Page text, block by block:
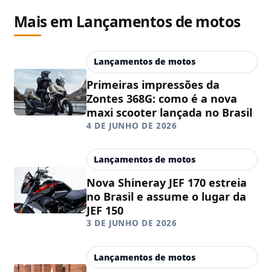
Mais em Lançamentos de motos
Lançamentos de motos
Primeiras impressões da
Zontes 368G: como é a nova
maxi scooter lançada no Brasil
4 DE JUNHO DE 2026
Lançamentos de motos
Nova Shineray JEF 170 estreia
no Brasil e assume o lugar da
JEF 150
3 DE JUNHO DE 2026
Lançamentos de motos